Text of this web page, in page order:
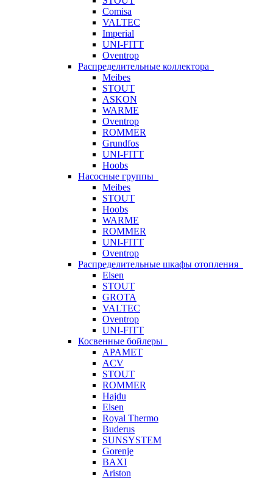
Comisa
VALTEC
Imperial
UNI-FITT
Oventrop
Распределительные коллектора
Meibes
STOUT
ASKON
WARME
Oventrop
ROMMER
Grundfos
UNI-FITT
Hoobs
Насосные группы
Meibes
STOUT
Hoobs
WARME
ROMMER
UNI-FITT
Oventrop
Распределительные шкафы отопления
Elsen
STOUT
GROTA
VALTEC
Oventrop
UNI-FITT
Косвенные бойлеры
APAMET
ACV
STOUT
ROMMER
Hajdu
Elsen
Royal Thermo
Buderus
SUNSYSTEM
Gorenje
BAXI
Ariston